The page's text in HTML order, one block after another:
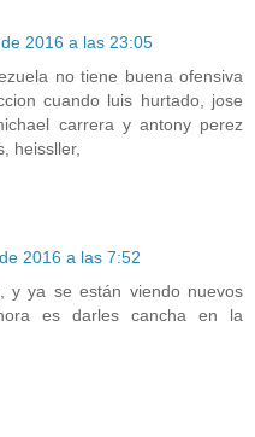
2016 a las 23:05
no tiene buena ofensiva
cuando luis hurtado, jose
carrera y antony perez
heissller,
2016 a las 7:52
y ya se están viendo nuevos
es darles cancha en la